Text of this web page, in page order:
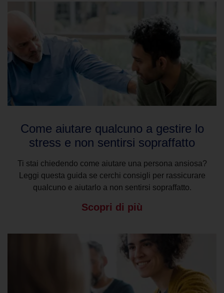
Come aiutare qualcuno a gestire lo
stress e non sentirsi sopraffatto
Ti stai chiedendo come aiutare una persona ansiosa?
Leggi questa guida se cerchi consigli per rassicurare
qualcuno e aiutarlo a non sentirsi sopraffatto.
Scopri di più